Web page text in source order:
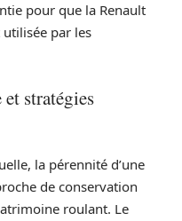
pour que la Renault
utilisée par les
stratégies
la pérennité d’une
de conservation
roulant. Le